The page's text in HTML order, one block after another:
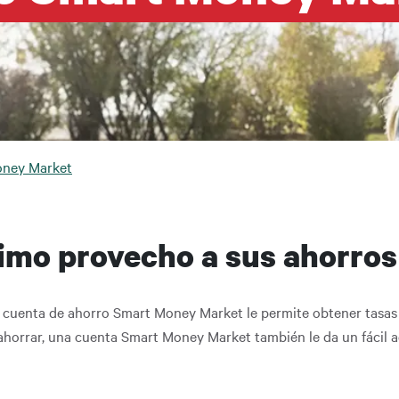
a la navegación
Market
provecho a sus ahorros
de ahorro Smart Money Market le permite obtener
una cuenta Smart Money Market también le da un fácil